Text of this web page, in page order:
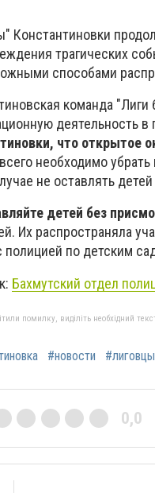
Константиновки
трагических
способами
команда
деятельность в
что открытое
необходимо
не оставлять
детей без
Их распространяла
полицией по детским
Бахмутский отдел
помилку, виділіть необхідний
#новости #лиговцы
0,0